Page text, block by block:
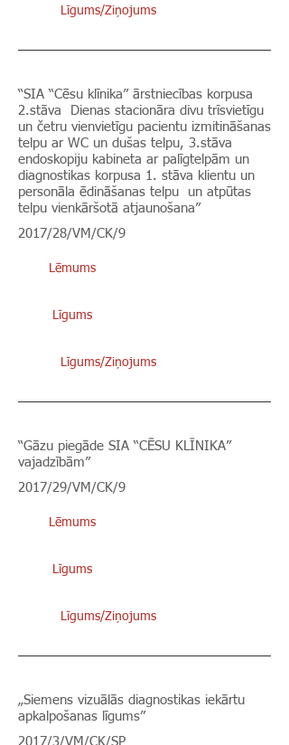
Līgums/Ziņojums
“SIA “Cēsu klīnika” ārstniecības korpusa
2.stāva Dienas stacionāra divu trīsvietīgu
un četru vienvietīgu pacientu izmitināšanas
telpu ar WC un dušas telpu, 3.stāva
endoskopiju kabineta ar palīgtelpām un
diagnostikas korpusa 1. stāva klientu un
personāla ēdināšanas telpu un atpūtas
telpu vienkāršotā atjaunošana”
2017/28/VM/CK/9
Lēmums
Līgums
Līgums/Ziņojums
“Gāzu piegāde SIA “CĒSU KLĪNIKA”
vajadzībām”
2017/29/VM/CK/9
Lēmums
Līgums
Līgums/Ziņojums
„Siemens vizuālās diagnostikas iekārtu
apkalpošanas līgums”
2017/3/VM/CK/SP